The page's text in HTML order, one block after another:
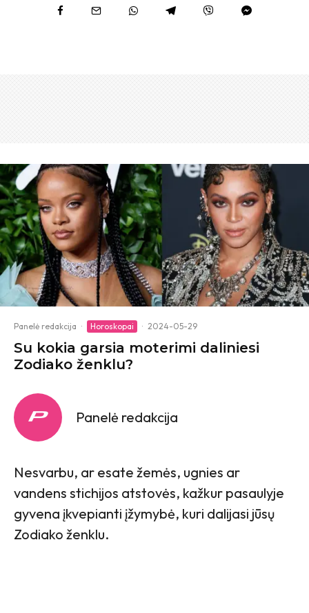
Panelė redakcija · Horoskopai · 2024-05-29
Su kokia garsia moterimi daliniesi
Zodiako ženklu?
Panelė redakcija
Nesvarbu, ar esate žemės, ugnies ar
vandens stichijos atstovės, kažkur pasaulyje
gyvena įkvepianti įžymybė, kuri dalijasi jūsų
Zodiako ženklu.